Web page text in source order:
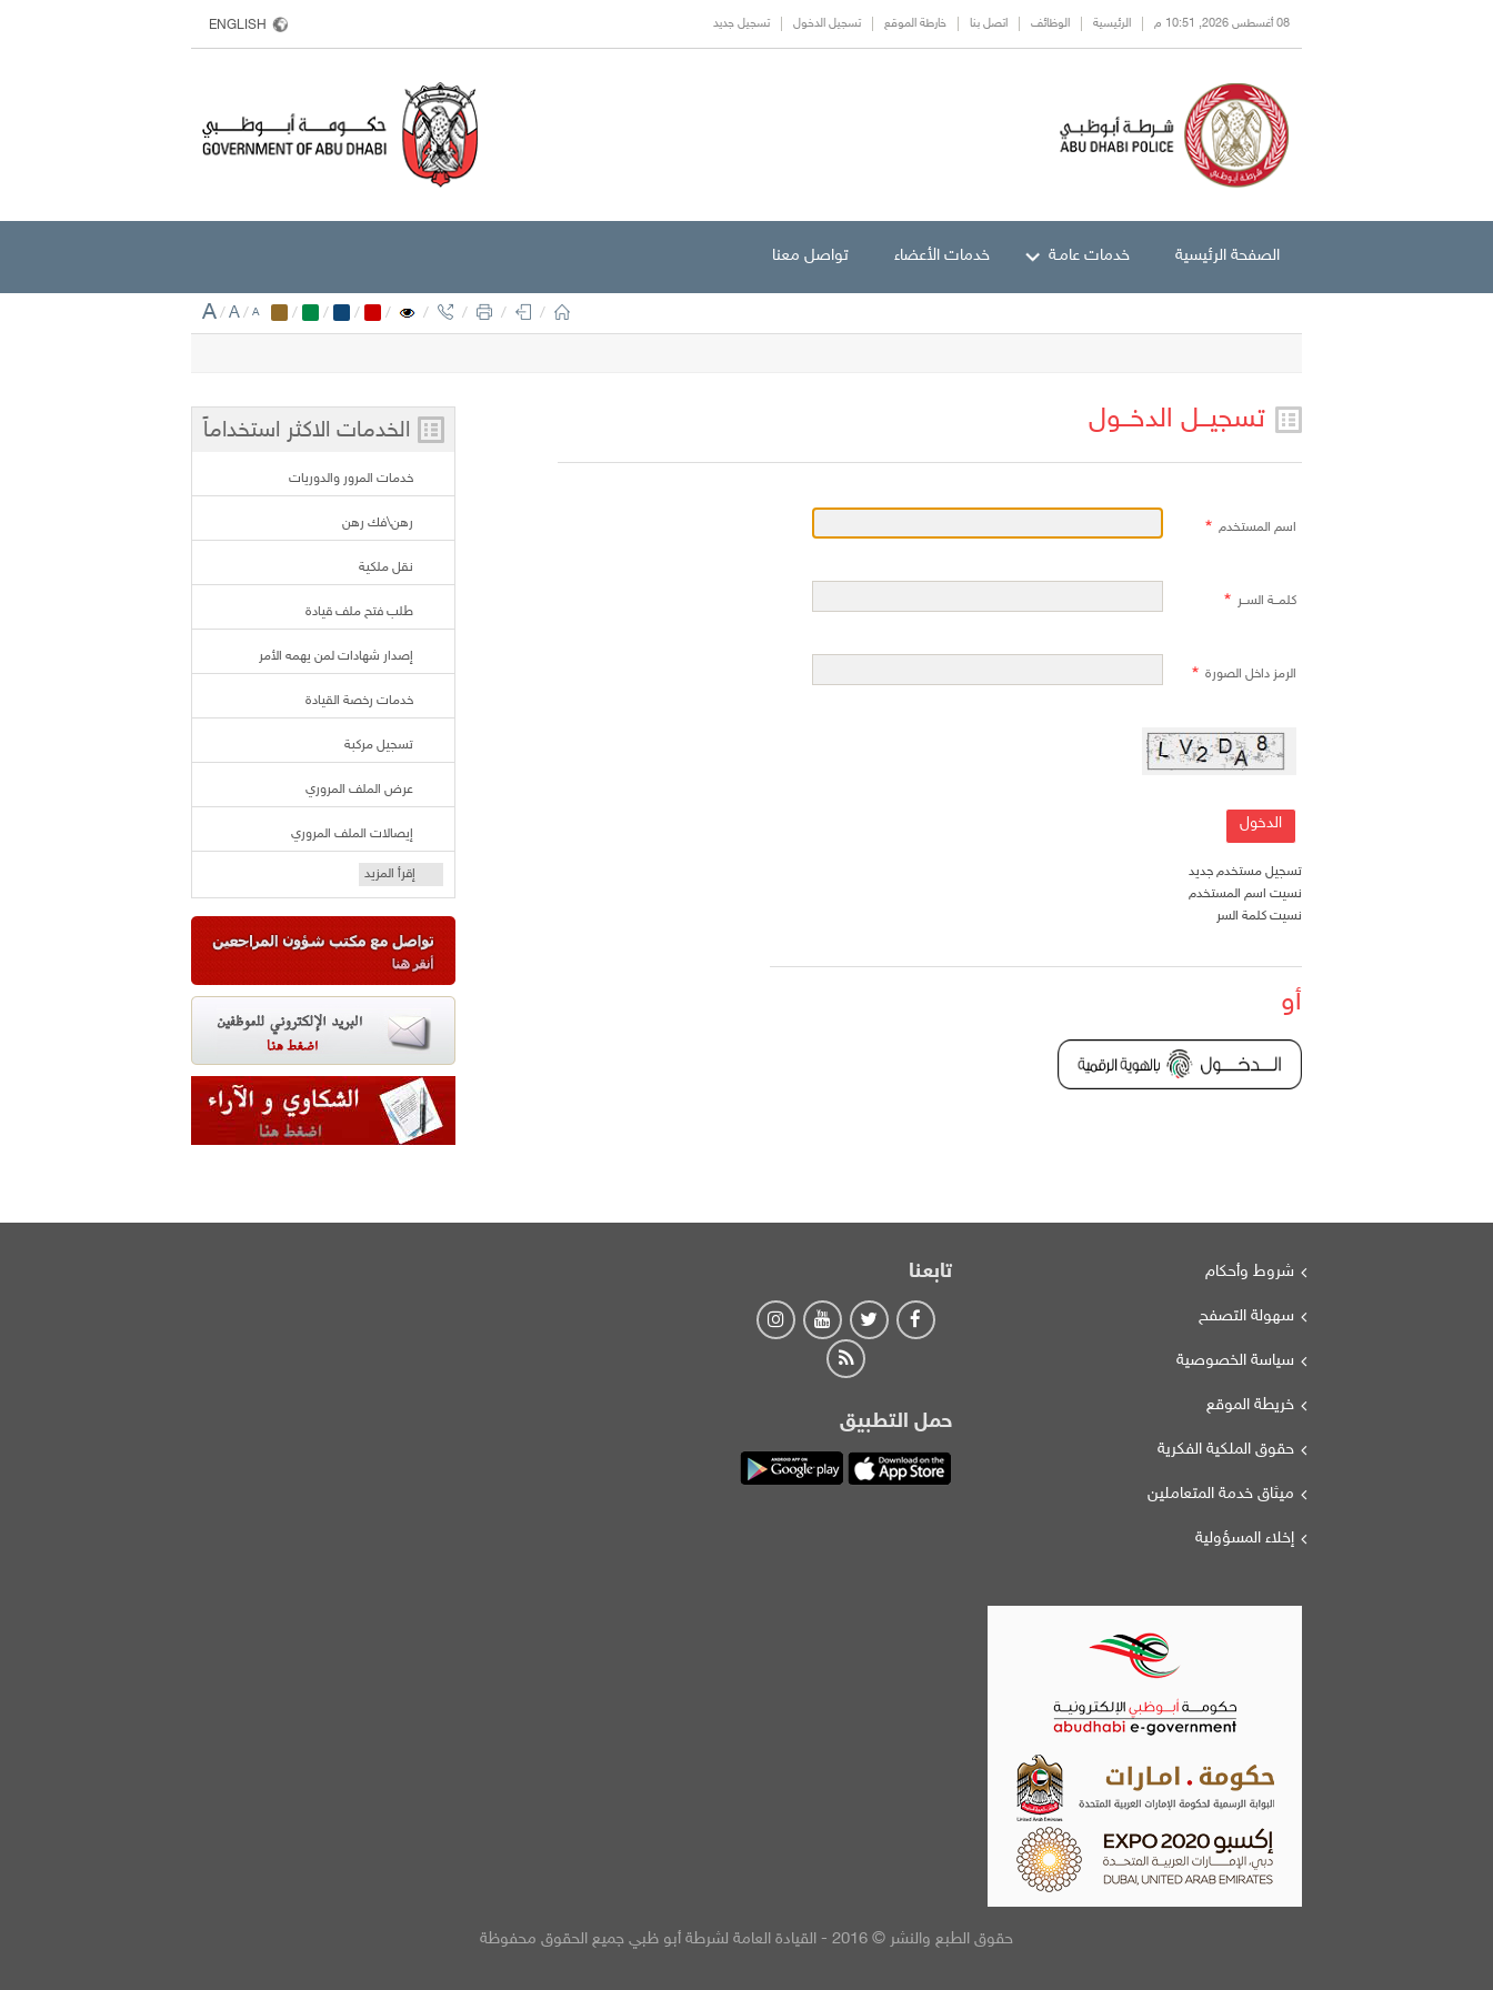
08 أغسطس 2026, 10:51 م الرئيسية الوظائف اتصل بنا خارطة الموقع تسجيل الدخول تسجيل جديد ENGLISH
الصفحة الرئيسية خدمات عامـة خدمات الأعضاء تواصل معنا
A/A/ A / / / / / / / /
تسجيــل الدخــول
اسم المستخدم
كلمــة الســر
الرمز داخل الصورة
تسجيل مستخدم جديد
نسيت اسم المستخدم
نسيت كلمة السر
أو
الخدمات الاكثر استخداماً
خدمات المرور والدوريات
رهن\فك رهن
نقل ملكية
طلب فتح ملف قيادة
إصدار شهادات لمن يهمه الأمر
خدمات رخصة القيادة
تسجيل مركبة
عرض الملف المروري
إيصالات الملف المروري
إقرأ المزيد
شروط وأحكام
سهولة التصفح
سياسة الخصوصية
خريطة الموقع
حقوق الملكية الفكرية
ميثاق خدمة المتعاملين
إخلاء المسؤولية
تابعنا
حمل التطبيق
حقوق الطبع والنشر © 2016 - القيادة العامة لشرطة أبو ظبي جميع الحقوق محفوظة